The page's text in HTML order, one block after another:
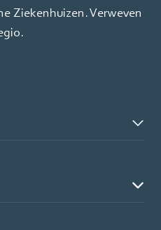
Ziekenhuizen. Verweven